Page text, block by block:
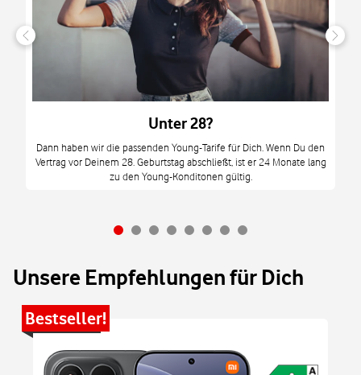
Unter 28?
Dann haben wir die passenden Young-Tarife für Dich. Wenn Du den
Vertrag vor Deinem 28. Geburtstag abschließt, ist er 24 Monate lang
zu den Young-Konditonen gültig.
Unsere Empfehlungen für Dich
Bestseller!